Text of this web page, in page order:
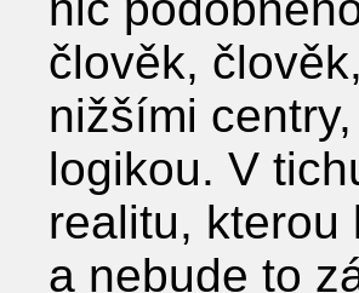
člověk,
nižšími
logikou. V
realitu, kterou
a nebude to